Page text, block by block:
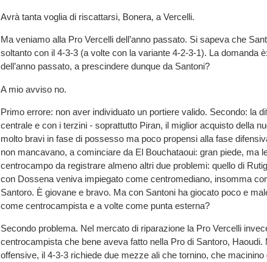
Avrà tanta voglia di riscattarsi, Bonera, a Vercelli.
Ma veniamo alla Pro Vercelli dell’anno passato. Si sapeva che
soltanto con il 4-3-3 (a volte con la variante 4-2-3-1). La domanda
dell’anno passato, a prescindere dunque da Santoni?
A mio avviso no.
Primo errore: non aver individuato un portiere valido. Secondo: la
centrale e con i terzini - soprattutto Piran, il miglior acquisto della
molto bravi in fase di possesso ma poco propensi alla fase
non mancavano, a cominciare da El Bouchataoui: gran piede, ma
centrocampo da registrare almeno altri due problemi: quello di
con Dossena veniva impiegato come centromediano, insomma
Santoro. È giovane e bravo. Ma con Santoni ha giocato poco e
come centrocampista e a volte come punta esterna?
Secondo problema. Nel mercato di riparazione la Pro Vercelli
centrocampista che bene aveva fatto nella Pro di Santoro,
offensive, il 4-3-3 richiede due mezze ali che tornino, che